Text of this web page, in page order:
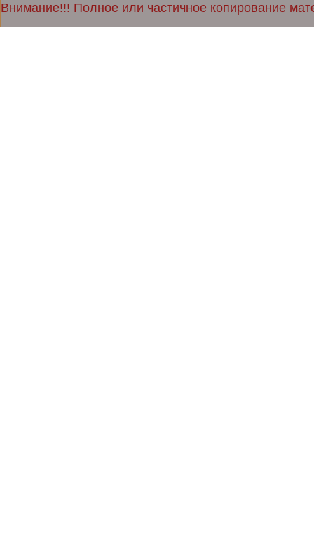
Внимание!!! Полное или частичное копирование